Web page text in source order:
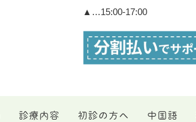
▲…15:00-17:00
診療内容 初診の方へ 中国語